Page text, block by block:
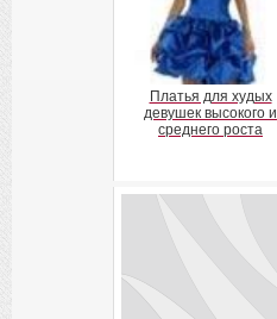
Платья для худых
девушек высокого и
среднего роста